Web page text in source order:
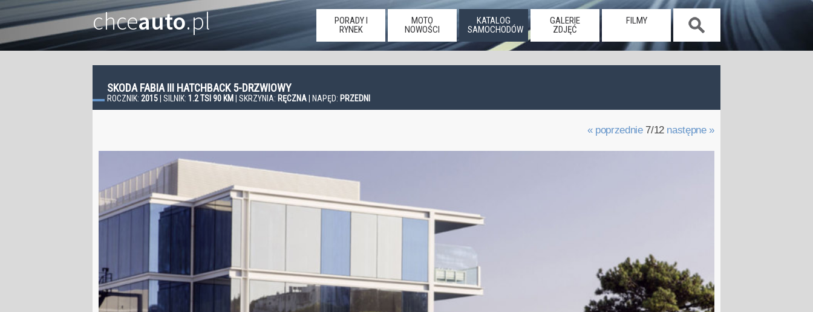
chceauto.pl
PORADY I
RYNEK
MOTO
NOWOŚCI
KATALOG
SAMOCHODÓW
GALERIE
ZDJĘĆ
FILMY
SKODA FABIA III HATCHBACK 5-DRZWIOWY
ROCZNIK: 2015 | SILNIK: 1.2 TSI 90 KM | SKRZYNIA: RĘCZNA | NAPĘD: PRZEDNI
« poprzednie7/12 następne »